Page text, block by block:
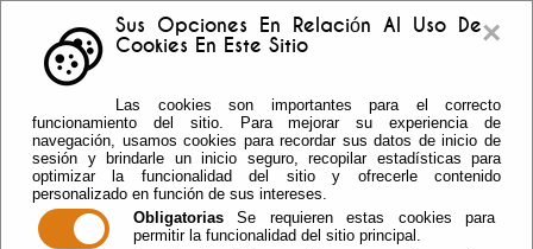
×
Sus Opciones En Relación Al Uso De
Cookies En Este Sitio
Las cookies son importantes para el correcto
funcionamiento del sitio. Para mejorar su experiencia de
navegación, usamos cookies para recordar sus datos de inicio de
sesión y brindarle un inicio seguro, recopilar estadísticas para
optimizar la funcionalidad del sitio y ofrecerle contenido
personalizado en función de sus intereses.
Obligatorias Se requieren estas cookies para
permitir la funcionalidad del sitio principal.
Telf: 950.55.30.69 -
950.55.36.37 Fax: 950.55.35.41